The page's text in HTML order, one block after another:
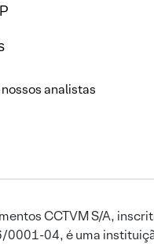
analistas
CCTVM S/A,
04, é uma